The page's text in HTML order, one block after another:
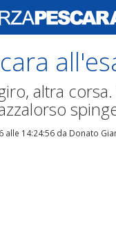
altra
alle 14:24:56 da Donato